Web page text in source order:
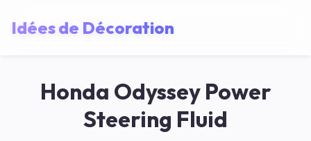
Idées de Décoration
Honda Odyssey Power
Steering Fluid